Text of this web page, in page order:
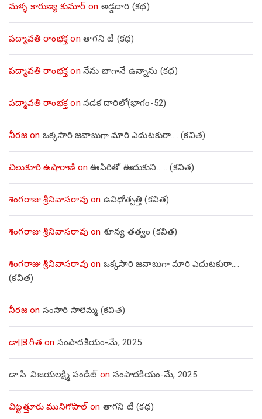
మళ్ళ కారుణ్య కుమార్ on అడ్డదారి (కథ)
పద్మావతి రాంభక్తon తాగని టీ (కథ)
పద్మావతి రాంభక్తon నేను బాగానే ఉన్నాను (క‌థ‌)
పద్మావతి రాంభక్తon నడక దారిలో(భాగం-52)
నీరజon ఒక్కసారి జవాబుగా మారి ఎదుటకురా…. (కవిత)
చిలుకూరి ఉషారాణి onఊపిరితో ఊదుకుని…… (కవిత)
శింగరాజు శ్రీనివాసరావుon ఉవిధోత్పత్తి (కవిత)
శింగరాజు శ్రీనివాసరావుon శూన్య తత్వం (కవిత)
శింగరాజు శ్రీనివాసరావుon ఒక్కసారి జవాబుగా మారి ఎదుటకురా….
(కవిత)
నీరజon సంసారి సాలెమ్మ (కవిత)
డా||కె.గీత on సంపాదకీయం-మే, 2025
డా.పి. విజయలక్ష్మి పండిట్ on సంపాదకీయం-మే, 2025
చిట్టత్తూరు మునిగోపాల్on తాగని టీ (కథ)